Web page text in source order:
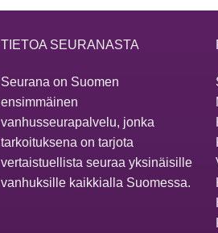
TIETOA SEURANASTA
Seurana on Suomen
ensimmäinen
vanhusseurapalvelu, jonka
tarkoituksena on tarjota
vertaistuellista seuraa yksinäisille
vanhuksille kaikkialla Suomessa.